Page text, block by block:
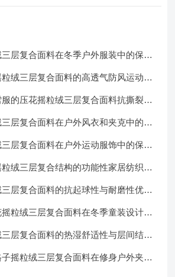
层复合面料在冬季户外服装中的保暖
绒三层复合面料的高透气防风运动服
的压花摇粒绒三层复合面料抗撕裂与
层复合面料在户外风衣和夹克中的应
层复合面料在户外运动服饰中的保暖
绒三层复合结构的功能性家居纺织品
层复合面料的抗起球性与耐磨性优化
粒绒三层复合面料在冬季童装设计中
层复合面料的热湿舒适性与层间结合
摇粒绒三层复合面料在修身户外夹克